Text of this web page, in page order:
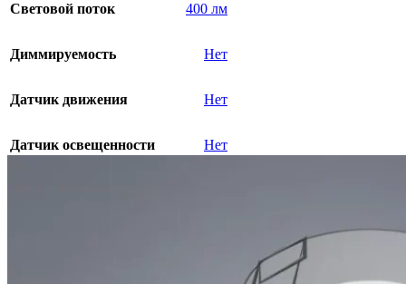
Световой поток 400 лм
Диммируемость Нет
Датчик движения Нет
Датчик освещенности Нет